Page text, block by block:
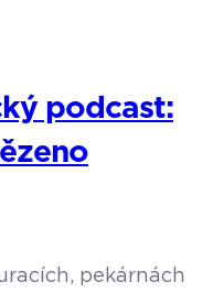
podcast:
pekárnách